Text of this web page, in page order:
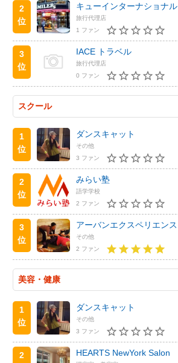
2
位
キューインターナショナル
旅行代理店
1 ファン
3
位
IACE トラベル
旅行代理店
0 ファン
スクール
1
位
ダンスキャット
その他
3 ファン
2
位
みらい塾
語学学校
2 ファン
3
位
アーバンエクスペリエンス
その他
2 ファン
美容・健康
1
位
ダンスキャット
その他
3 ファン
2
HEARTS NewYork Salon